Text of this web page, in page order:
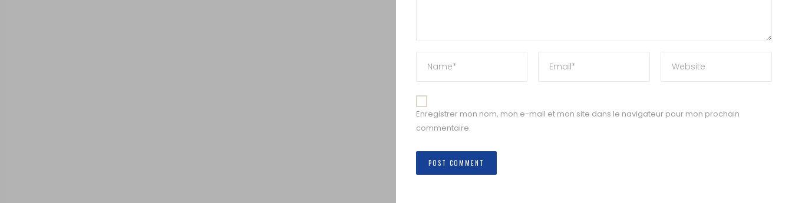
Enregistrer mon nom, mon e-mail et mon site dans le navigateur pour mon prochain
commentaire.